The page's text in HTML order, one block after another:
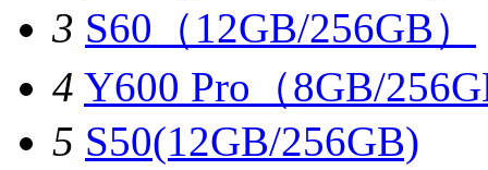
3 S60（12GB/256GB）
4 Y600 Pro（8GB/
5 S50(12GB/256GB)